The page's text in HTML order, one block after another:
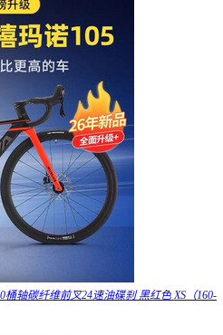
桶轴碳纤维前叉24速油碟刹 黑红色 XS（160-